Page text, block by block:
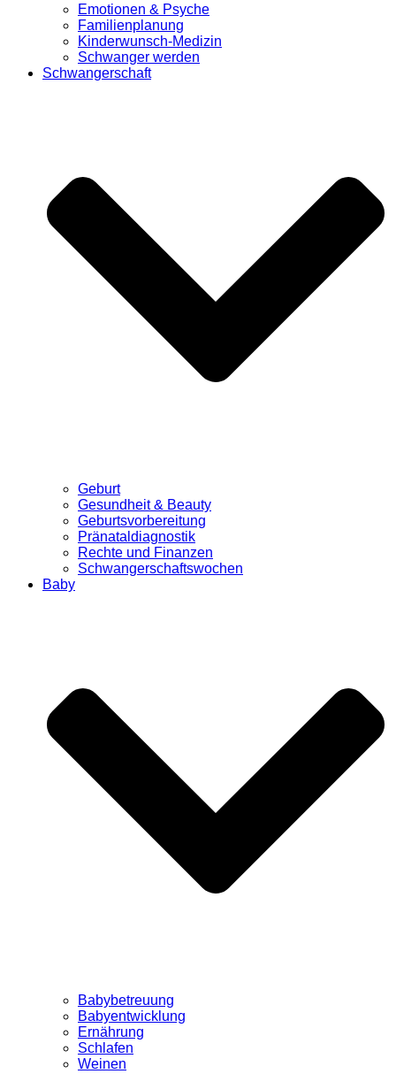
Emotionen & Psyche
Familienplanung
Kinderwunsch-Medizin
Schwanger werden
Schwangerschaft
Geburt
Gesundheit & Beauty
Geburtsvorbereitung
Pränataldiagnostik
Rechte und Finanzen
Schwangerschaftswochen
Baby
Babybetreuung
Babyentwicklung
Ernährung
Schlafen
Weinen